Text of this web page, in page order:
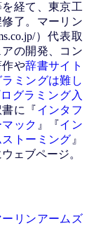
経て、東京工
了。マーリン
）代表取
の開発、コン
作や辞書サイト
ミングは難し
グラミング入
に『インタフ
ック 』『イン
トーミング 』
ェブページ。
ーリンアームズ